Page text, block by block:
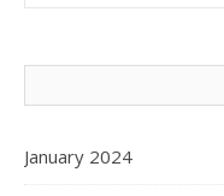
January 2024